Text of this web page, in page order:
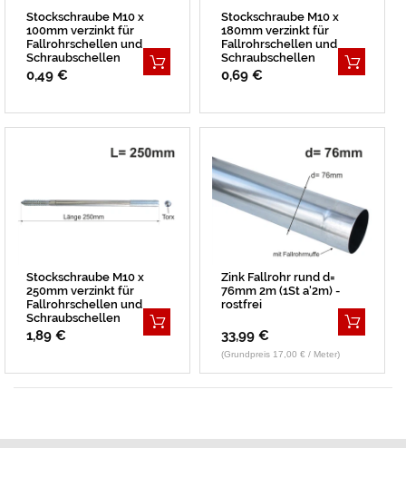
Stockschraube M10 x
100mm verzinkt für
Fallrohrschellen und
Schraubschellen
0,49 €
Stockschraube M10 x
180mm verzinkt für
Fallrohrschellen und
Schraubschellen
0,69 €
Stockschraube M10 x
250mm verzinkt für
Fallrohrschellen und
Schraubschellen
1,89 €
Zink Fallrohr rund d=
76mm 2m (1St a'2m) -
rostfrei
33,99 €
(Grundpreis 17,00 € / Meter)